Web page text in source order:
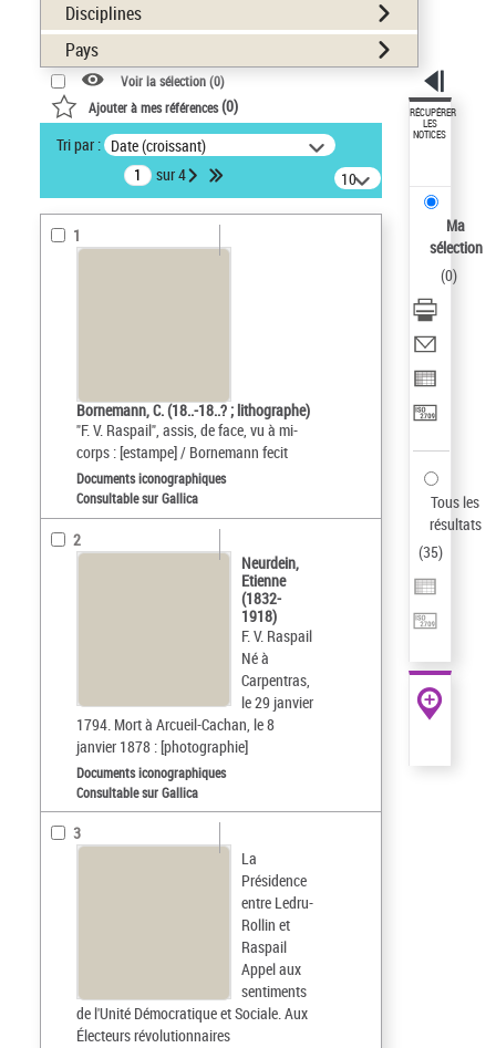
Disciplines
Pays
Voir la sélection (0)
Ajouter à mes références(0)
Tri par : Date (croissant)
sur 4
10
résultats/page
1
Bornemann, C. (18..-18..? ; lithographe)
"F. V. Raspail", assis, de face, vu à mi-
corps : [estampe] / Bornemann fecit
Documents iconographiques
Consultable sur Gallica
2
Neurdein,
Etienne
(1832-
1918)
F. V. Raspail
Né à
Carpentras,
le 29 janvier
1794. Mort à Arcueil-Cachan, le 8
janvier 1878 : [photographie]
Documents iconographiques
Consultable sur Gallica
3
La
Présidence
entre Ledru-
Rollin et
Raspail
Appel aux
sentiments
de l'Unité Démocratique et Sociale. Aux
Électeurs révolutionnaires
RÉCUPÉRER
LES
NOTICES
Ma
sélection
(0)
Tous les
résultats
(35)